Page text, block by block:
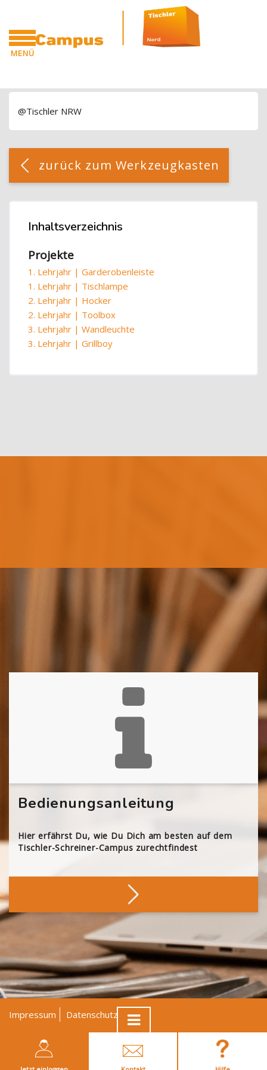
MENÜ
Zum Hauptinhalt
Blöcke
Blöcke
@Tischler NRW
Blöcke
[Cocoon] Custom HTML überspringen
zurück zum Werkzeugkasten
Inhaltsverzeichnis überspringen
Inhaltsverzeichnis
Projekte
1. Lehrjahr | Garderobenleiste
1. Lehrjahr | Tischlampe
2. Lehrjahr | Hocker
2. Lehrjahr | Toolbox
3. Lehrjahr | Wandleuchte
3. Lehrjahr | Grillboy
Bedienungsanleitung
Hier erfährst Du, wie Du Dich am besten auf dem
Tischler-Schreiner-Campus zurechtfindest
Impressum Datenschutz
AGB